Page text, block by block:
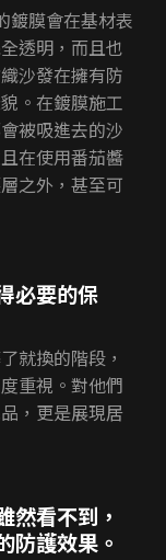
鍍膜會在基材表
透明，而且也
沙發在擁有防
。在鍍膜施工
被吸進去的沙
在使用番茄醬
之外，甚至可
必要的保
就換的階段，
重視。對他們
，更是展現居
然看不到，
防護效果。